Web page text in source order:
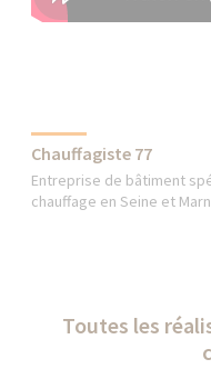
Chauffagiste 77
Entreprise de bâtiment
chauffage en Seine et
Toutes les